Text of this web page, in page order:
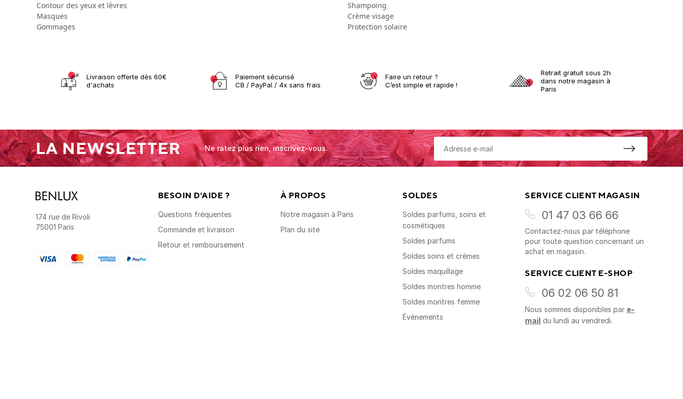
Contour des yeux et lèvres
Masques
Gommages
Shampoing
Crème visage
Protection solaire
Livraison offerte dès 60€
d'achats
Paiement sécurisé
CB / PayPal / 4x sans frais
Faire un retour ?
C’est simple et rapide !
Retrait gratuit sous 2h
dans notre magasin à
Paris
LA NEWSLETTER Ne ratez plus rien, inscrivez-vous.
174 rue de Rivoli
75001 Paris
BESOIN D'AIDE ?
Questions fréquentes
Commande et livraison
Retour et remboursement
À PROPOS
Notre magasin à Paris
Plan du site
SOLDES
Soldes parfums, soins et
cosmétiques
Soldes parfums
Soldes soins et crèmes
Soldes maquillage
Soldes montres homme
Soldes montres femme
Événements
SERVICE CLIENT MAGASIN
01 47 03 66 66
Contactez-nous par téléphone
pour toute question concernant un
achat en magasin.
SERVICE CLIENT E-SHOP
06 02 06 50 81
Nous sommes disponibles par e-
mail du lundi au vendredi.